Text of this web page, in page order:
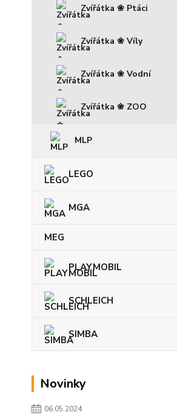
Zvířátka ❀ Ptáci
Zvířátka ❀ Víly
Zvířátka ❀ Vodní
Zvířátka ❀ ZOO
MLP
LEGO
MGA
MEG
PLAYMOBIL
SCHLEICH
SIMBA
Novinky
06.05.2024